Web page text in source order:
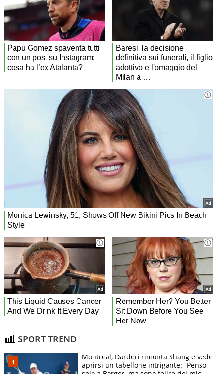
SPORT TREND
Montreal, Darderi rimonta Shang e vede
aprirsi un tabellone intrigante: "Penso